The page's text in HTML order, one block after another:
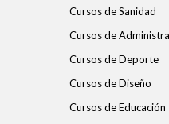
Cursos de Sanidad
Cursos de
Cursos de Deporte
Cursos de Diseño
Cursos de Educación